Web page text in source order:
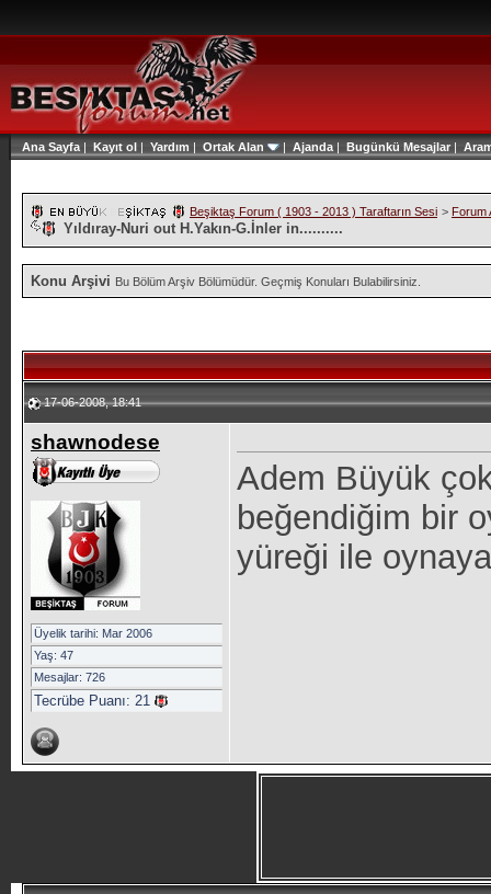
Ana Sayfa | Kayıt ol | Yardım | Ortak Alan | Ajanda | Bugünkü Mesajlar|
Beşiktaş Forum ( 1903 - 2013 ) Taraftarın Sesi > Forum
Yıldıray-Nuri out H.Yakın-G.İnler in..........
Konu Arşivi Bu Bölüm Arşiv Bölümüdür. Geçmiş Konuları Bulabilirsiniz.
17-06-2008, 18:41
shawnodese
Üyelik tarihi: Mar 2006
Yaş: 47
Mesajlar: 726
Tecrübe Puanı: 21
Adem Büyük
beğendiğim bir
yüreği ile